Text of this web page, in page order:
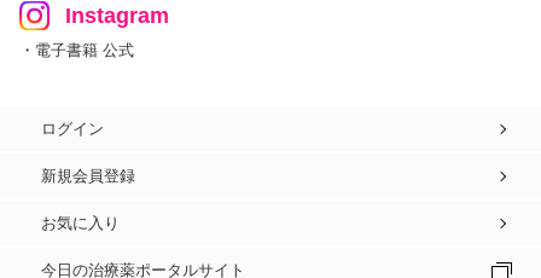
Instagram
・電子書籍 公式
ログイン
新規会員登録
お気に入り
今日の治療薬ポータルサイト